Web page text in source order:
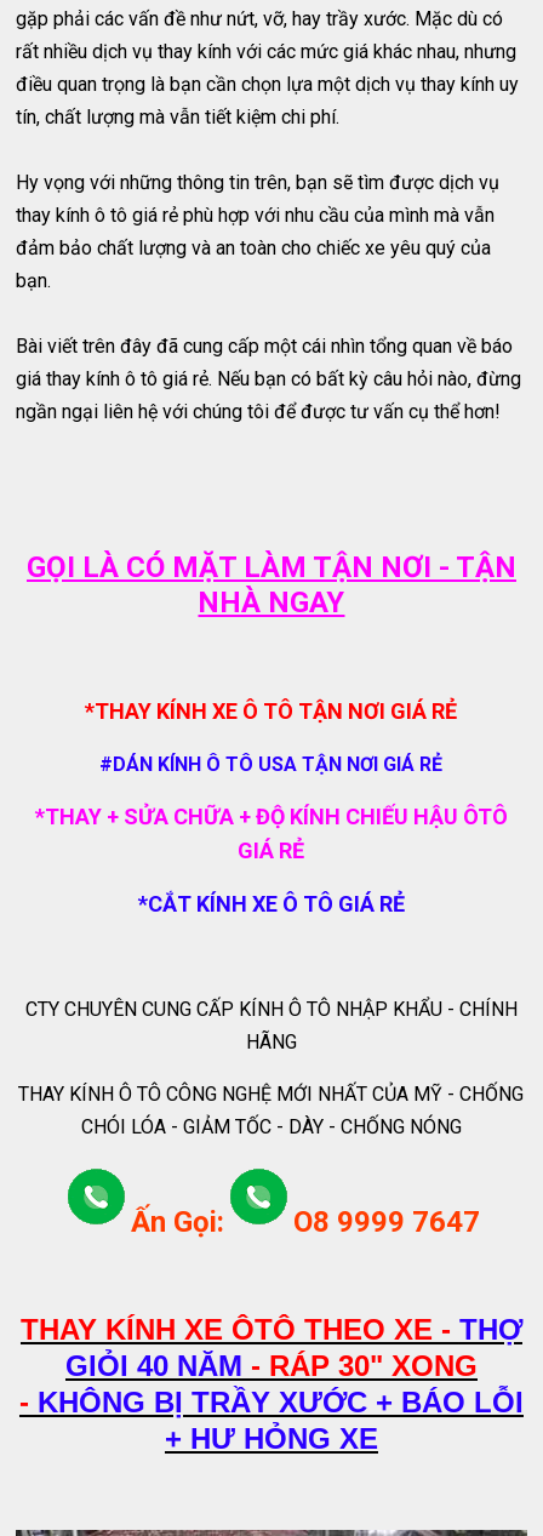
gặp phải các vấn đề như nứt, vỡ, hay trầy xước. Mặc dù có
rất nhiều dịch vụ thay kính với các mức giá khác nhau, nhưng
điều quan trọng là bạn cần chọn lựa một dịch vụ thay kính uy
tín, chất lượng mà vẫn tiết kiệm chi phí.
Hy vọng với những thông tin trên, bạn sẽ tìm được dịch vụ
thay kính ô tô giá rẻ phù hợp với nhu cầu của mình mà vẫn
đảm bảo chất lượng và an toàn cho chiếc xe yêu quý của
bạn.
Bài viết trên đây đã cung cấp một cái nhìn tổng quan về báo
giá thay kính ô tô giá rẻ. Nếu bạn có bất kỳ câu hỏi nào, đừng
ngần ngại liên hệ với chúng tôi để được tư vấn cụ thể hơn!
GỌI LÀ CÓ MẶT LÀM TẬN NƠI - TẬN
NHÀ NGAY
*THAY KÍNH XE Ô TÔ TẬN NƠI GIÁ RẺ
#DÁN KÍNH Ô TÔ USA TẬN NƠI GIÁ RẺ
*THAY + SỬA CHỮA + ĐỘ KÍNH CHIẾU HẬU ÔTÔ
GIÁ RẺ
*CẮT KÍNH XE Ô TÔ GIÁ RẺ
CTY CHUYÊN CUNG CẤP KÍNH Ô TÔ NHẬP KHẨU - CHÍNH
HÃNG
THAY KÍNH Ô TÔ CÔNG NGHỆ MỚI NHẤT CỦA MỸ - CHỐNG
CHÓI LÓA - GIẢM TỐC - DÀY - CHỐNG NÓNG
Ấn Gọi: O8 9999 7647
THAY KÍNH XE ÔTÔ THEO XE - THỢ
GIỎI 40 NĂM - RÁP 30" XONG
- KHÔNG BỊ TRẦY XƯỚC + BÁO LỖI
+ HƯ HỎNG XE